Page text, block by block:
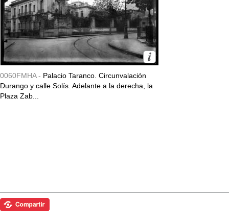
0060FMHA - Palacio Taranco. Circunvalación
Durango y calle Solís. Adelante a la derecha, la
Plaza Zab...